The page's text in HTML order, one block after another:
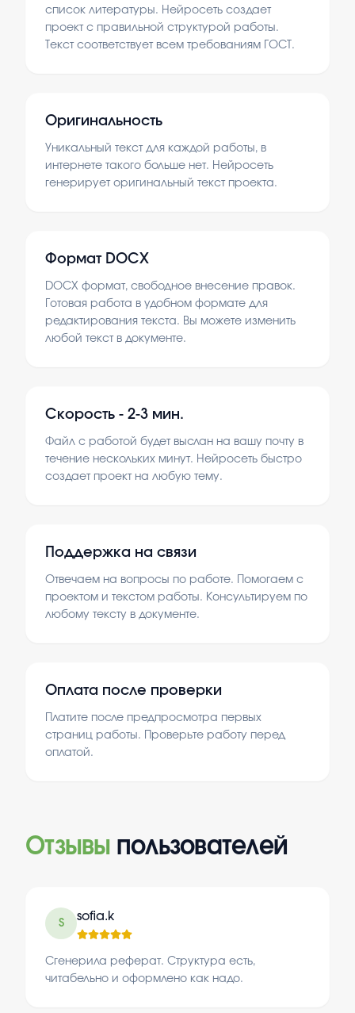
список литературы. Нейросеть создает
проект с правильной структурой работы.
Текст соответствует всем требованиям ГОСТ.
Оригинальность
Уникальный текст для каждой работы, в
интернете такого больше нет. Нейросеть
генерирует оригинальный текст проекта.
Формат DOCX
DOCX формат, свободное внесение правок.
Готовая работа в удобном формате для
редактирования текста. Вы можете изменить
любой текст в документе.
Скорость - 2-3 мин.
Файл с работой будет выслан на вашу почту в
течение нескольких минут. Нейросеть быстро
создает проект на любую тему.
Поддержка на связи
Отвечаем на вопросы по работе. Помогаем с
проектом и текстом работы. Консультируем по
любому тексту в документе.
Оплата после проверки
Платите после предпросмотра первых
страниц работы. Проверьте работу перед
оплатой.
Отзывы пользователей
S
sofia.k
Сгенерила реферат. Структура есть,
читабельно и оформлено как надо.